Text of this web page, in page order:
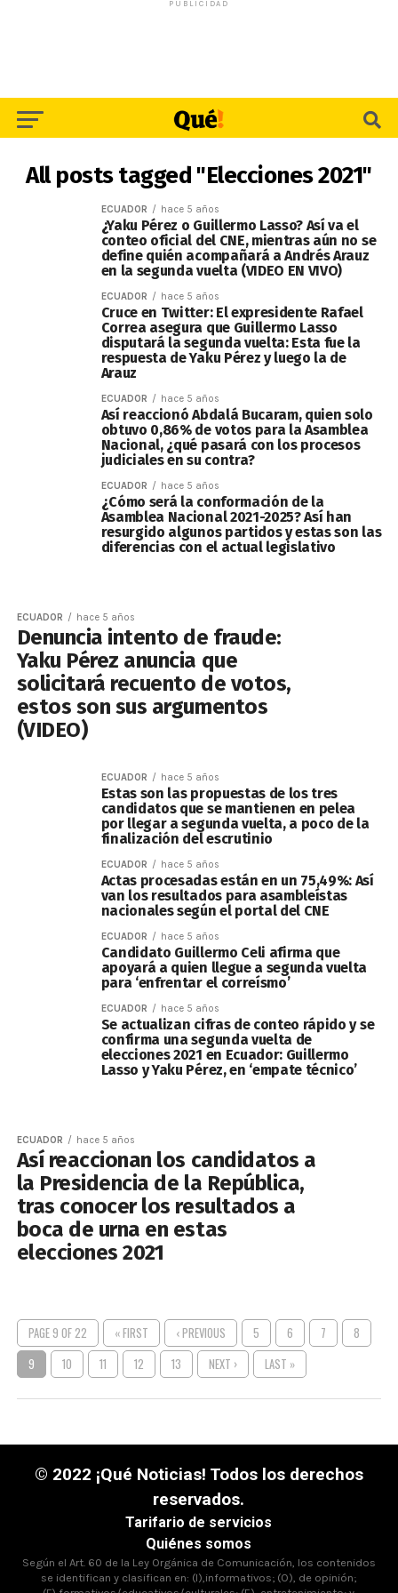
PUBLICIDAD
All posts tagged "Elecciones 2021"
ECUADOR hace 5 años
¿Yaku Pérez o Guillermo Lasso? Así va el
conteo oficial del CNE, mientras aún no se
define quién acompañará a Andrés Arauz
en la segunda vuelta (VIDEO EN VIVO)
ECUADOR hace 5 años
Cruce en Twitter: El expresidente Rafael
Correa asegura que Guillermo Lasso
disputará la segunda vuelta: Esta fue la
respuesta de Yaku Pérez y luego la de
Arauz
ECUADOR hace 5 años
Así reaccionó Abdalá Bucaram, quien solo
obtuvo 0,86% de votos para la Asamblea
Nacional, ¿qué pasará con los procesos
judiciales en su contra?
ECUADOR hace 5 años
¿Cómo será la conformación de la
Asamblea Nacional 2021-2025? Así han
resurgido algunos partidos y estas son las
diferencias con el actual legislativo
ECUADOR hace 5 años
Denuncia intento de fraude:
Yaku Pérez anuncia que
solicitará recuento de votos,
estos son sus argumentos
(VIDEO)
ECUADOR hace 5 años
Estas son las propuestas de los tres
candidatos que se mantienen en pelea
por llegar a segunda vuelta, a poco de la
finalización del escrutinio
ECUADOR hace 5 años
Actas procesadas están en un 75,49%: Así
van los resultados para asambleístas
nacionales según el portal del CNE
ECUADOR hace 5 años
Candidato Guillermo Celi afirma que
apoyará a quien llegue a segunda vuelta
para ‘enfrentar el correísmo’
ECUADOR hace 5 años
Se actualizan cifras de conteo rápido y se
confirma una segunda vuelta de
elecciones 2021 en Ecuador: Guillermo
Lasso y Yaku Pérez, en ‘empate técnico’
ECUADOR hace 5 años
Así reaccionan los candidatos a
la Presidencia de la República,
tras conocer los resultados a
boca de urna en estas
elecciones 2021
PAGE 9 OF 22 « FIRST ‹ PREVIOUS 5 6 7
8
9
10 11 12 13 NEXT › LAST »
© 2022 ¡Qué Noticias! Todos los derechos
reservados.
Tarifario de servicios
Quiénes somos
Según el Art. 60 de la Ley Orgánica de Comunicación, los contenidos
se identifican y clasifican en: (I),informativos; (O), de opinión;